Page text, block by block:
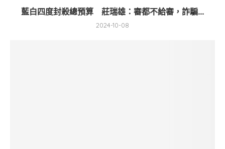
藍白四度封殺總預算 莊瑞雄：審都不給審，詐騙...
2024-10-08